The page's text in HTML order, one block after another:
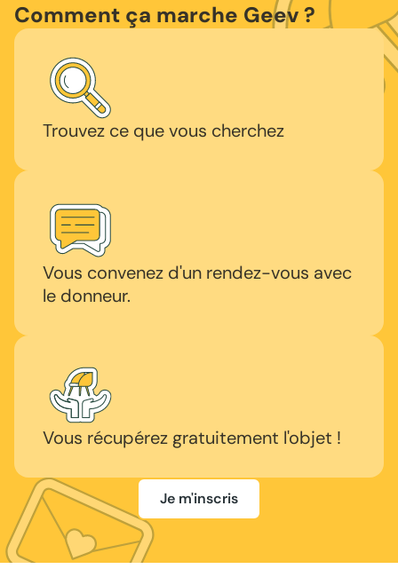
Comment ça marche Geev ?
Trouvez ce que vous cherchez
Vous convenez d'un rendez-vous avec
le donneur.
Vous récupérez gratuitement l'objet !
Je m'inscris